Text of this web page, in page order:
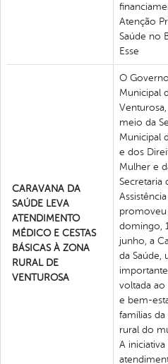
Atenção
Saúde no
Esse
CARAVANA DA
SAÚDE LEVA
ATENDIMENTO
MÉDICO E CESTAS
BÁSICAS À ZONA
RURAL DE
VENTUROSA
O Governo
Municipal
meio da
Municipal
e dos
Mulher e
Secretaria
Assistência
promoveu
domingo,
junho, a
da Saúde,
voltada ao
e bem-
famílias da
rural do
A